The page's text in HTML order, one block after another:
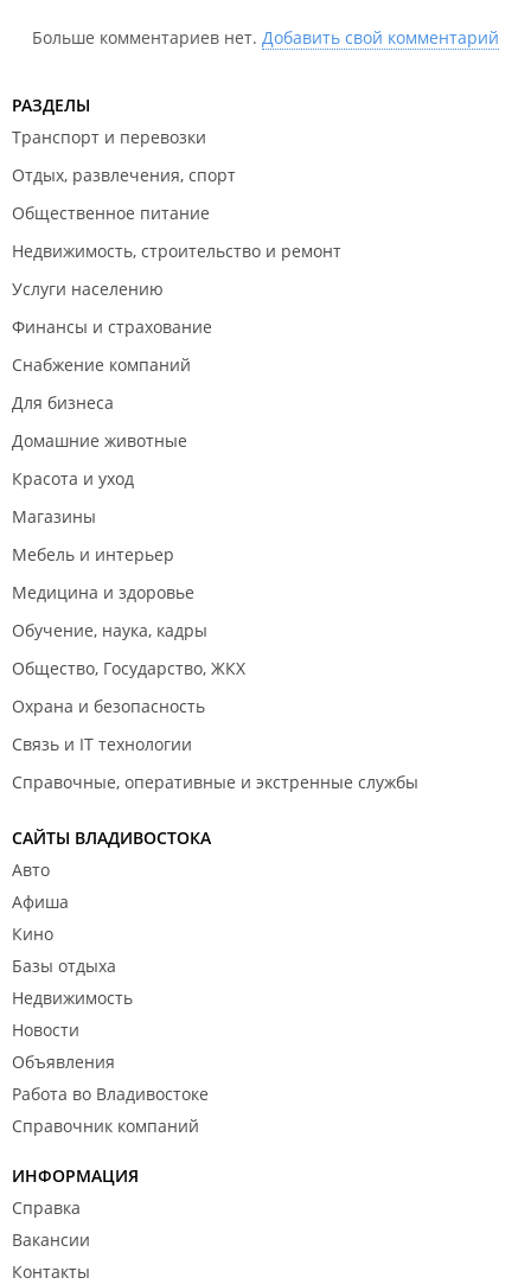
Больше комментариев нет. Добавить свой комментарий
РАЗДЕЛЫ
Транспорт и перевозки
Отдых, развлечения, спорт
Общественное питание
Недвижимость, строительство и ремонт
Услуги населению
Финансы и страхование
Снабжение компаний
Для бизнеса
Домашние животные
Красота и уход
Магазины
Мебель и интерьер
Медицина и здоровье
Обучение, наука, кадры
Общество, Государство, ЖКХ
Охрана и безопасность
Связь и IT технологии
Справочные, оперативные и экстренные службы
САЙТЫ ВЛАДИВОСТОКА
Авто
Афиша
Кино
Базы отдыха
Недвижимость
Новости
Объявления
Работа во Владивостоке
Справочник компаний
ИНФОРМАЦИЯ
Справка
Вакансии
Контакты